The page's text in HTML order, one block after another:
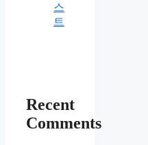
스
트
Recent
Comments